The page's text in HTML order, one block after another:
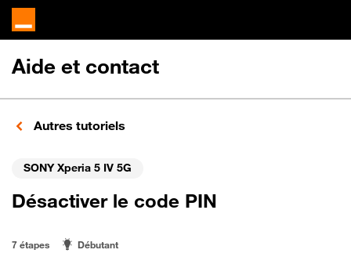
Aide et contact
Autres tutoriels
SONY Xperia 5 IV 5G
Désactiver le code PIN
7 étapes Débutant